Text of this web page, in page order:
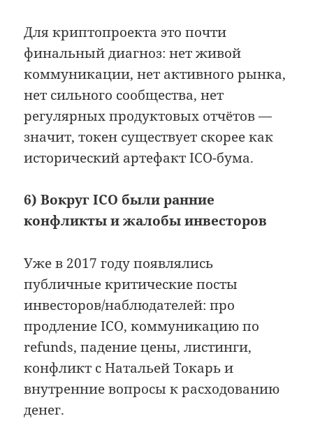
Для криптопроекта это почти
финальный диагноз: нет живой
коммуникации, нет активного рынка,
нет сильного сообщества, нет
регулярных продуктовых отчётов —
значит, токен существует скорее как
исторический артефакт ICO-бума.
6) Вокруг ICO были ранние
конфликты и жалобы инвесторов
Уже в 2017 году появлялись
публичные критические посты
инвесторов/наблюдателей: про
продление ICO, коммуникацию по
refunds, падение цены, листинги,
конфликт с Натальей Токарь и
внутренние вопросы к расходованию
денег.